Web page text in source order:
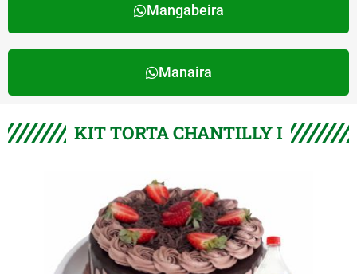
Mangabeira
Manaira
KIT TORTA CHANTILLY I